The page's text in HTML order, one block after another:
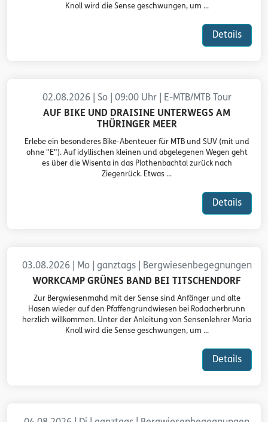
Knoll wird die Sense geschwungen, um ...
Details
02.08.2026 | So | 09:00 Uhr | E-MTB/MTB Tour
AUF BIKE UND DRAISINE UNTERWEGS AM
THÜRINGER MEER
Erlebe ein besonderes Bike-Abenteuer für MTB und SUV (mit und
ohne "E"). Auf idyllischen kleinen und abgelegenen Wegen geht
es über die Wisenta in das Plothenbachtal zurück nach
Ziegenrück. Etwas ...
Details
03.08.2026 | Mo | ganztags | Bergwiesenbegegnungen
WORKCAMP GRÜNES BAND BEI TITSCHENDORF
Zur Bergwiesenmahd mit der Sense sind Anfänger und alte
Hasen wieder auf den Pfaffengrundwiesen bei Rodacherbrunn
herzlich willkommen. Unter der Anleitung von Sensenlehrer Mario
Knoll wird die Sense geschwungen, um ...
Details